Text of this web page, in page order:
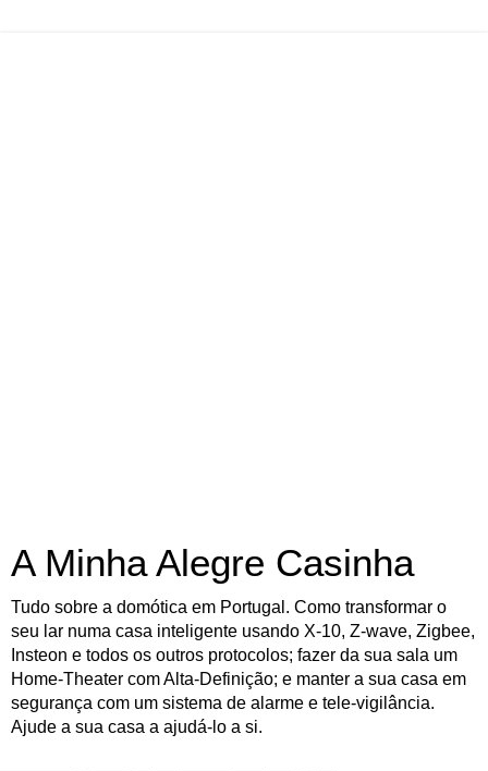
A Minha Alegre Casinha
Tudo sobre a domótica em Portugal. Como transformar o
seu lar numa casa inteligente usando X-10, Z-wave, Zigbee,
Insteon e todos os outros protocolos; fazer da sua sala um
Home-Theater com Alta-Definição; e manter a sua casa em
segurança com um sistema de alarme e tele-vigilância.
Ajude a sua casa a ajudá-lo a si.